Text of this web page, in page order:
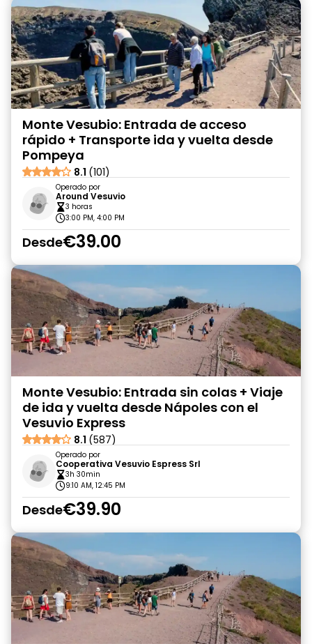
Monte Vesubio: Entrada de acceso
rápido + Transporte ida y vuelta desde
Pompeya
8.1 (101)
Operado por
Around Vesuvio
3 horas
3:00 PM, 4:00 PM
Desde€39.00
Monte Vesubio: Entrada sin colas + Viaje
de ida y vuelta desde Nápoles con el
Vesuvio Express
8.1 (587)
Operado por
Cooperativa Vesuvio Espress Srl
3h 30min
9:10 AM, 12:45 PM
Desde€39.90